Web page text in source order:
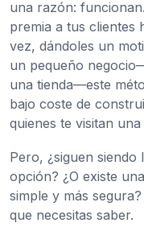
una razón:
premia a tus clientes
vez, dándoles un
un pequeño
una tienda—este
bajo coste de
quienes te visitan
Pero, ¿siguen
opción? ¿O existe
simple y más
que necesitas saber.